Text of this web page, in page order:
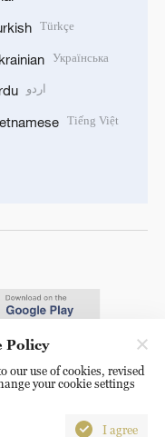
Türkçe
Українська
اردو
Tiếng Việt
Reserved. 16A
Policy
our use of cookies, revised
your cookie settings
I agree